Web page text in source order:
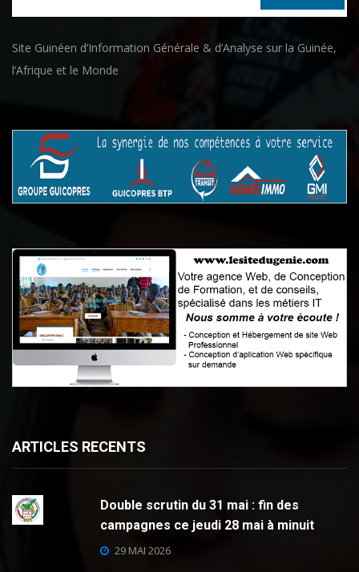
Site Guinéen d’Information Générale & d’Analyse sur la Guinée,
l’Afrique et le Monde
ARTICLES RECENTS
Double scrutin du 31 mai : fin des
campagnes ce jeudi 28 mai à minuit
29 MAI 2026